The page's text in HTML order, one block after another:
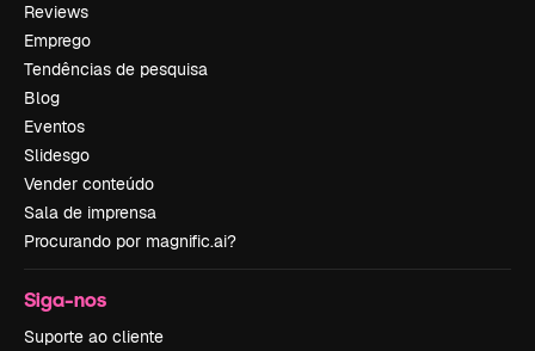
Reviews
Emprego
Tendências de pesquisa
Blog
Eventos
Slidesgo
Vender conteúdo
Sala de imprensa
Procurando por magnific.ai?
Siga-nos
Suporte ao cliente